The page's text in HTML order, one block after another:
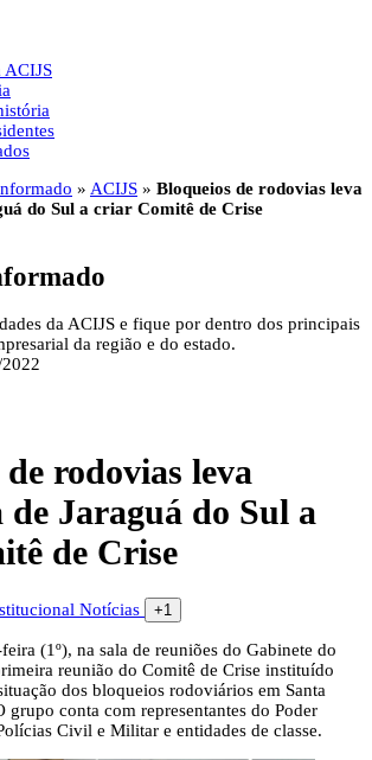
ACIJS
» ACIJS » Bloqueios de rodovias leva
do Sul a criar Comitê de Crise
da ACIJS e fique por dentro dos principais
da região e do estado.
rodovias leva
Jaraguá do Sul a
de Crise
Notícias +1
(1º), na sala de reuniões do Gabinete do
reunião do Comitê de Crise instituído
dos bloqueios rodoviários em Santa
grupo conta com representantes do Poder
Civil e Militar e entidades de classe.